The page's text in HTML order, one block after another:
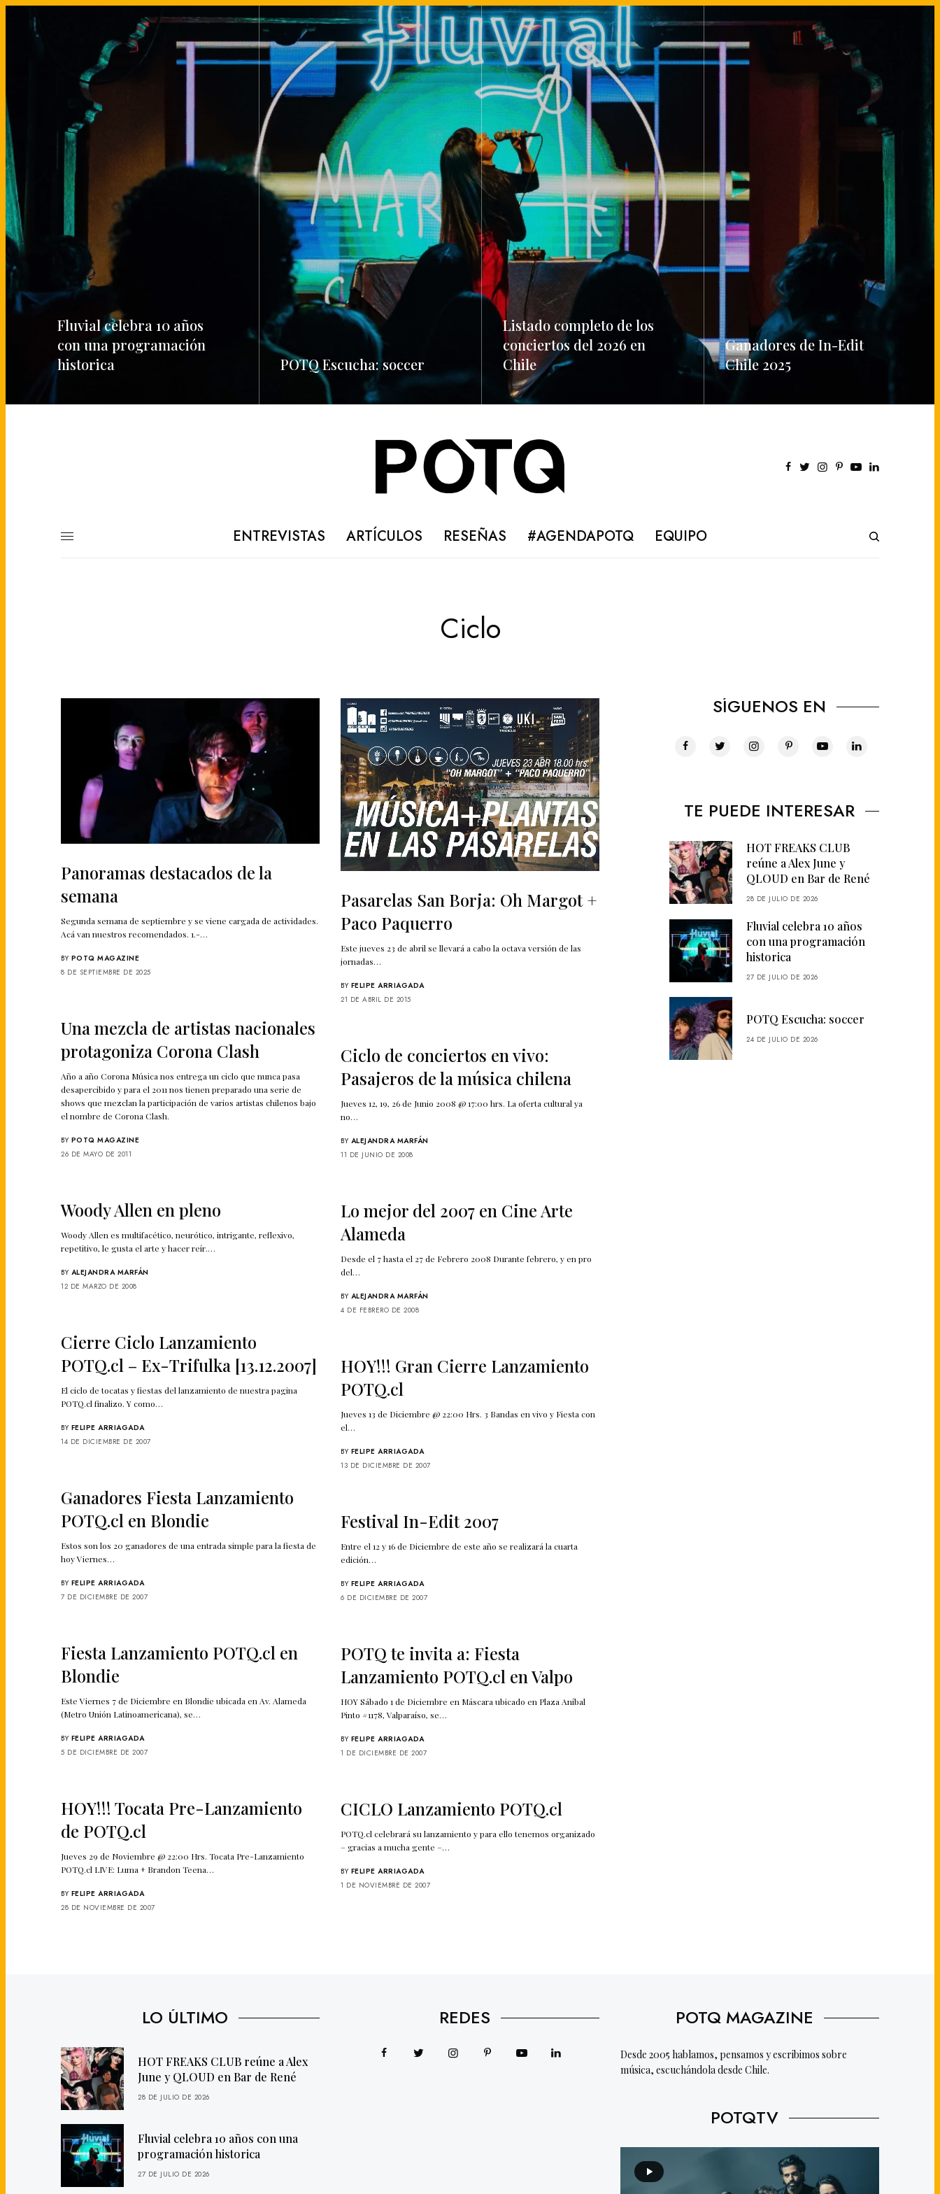
Fluvial celebra 10 años
con una programación
historica
POTQ Escucha: soccer
Listado completo de los
conciertos del 2026 en
Chile
READ MORE
Ganadores de In-Edit
Chile 2025
ENTREVISTAS ARTÍCULOS RESEÑAS #AGENDAPOTQ EQUIPO
Ciclo
Panoramas destacados de la
semana
Segunda semana de septiembre y se viene cargada de actividades.
Acá van nuestros recomendados. 1.-…
BY POTQ MAGAZINE
8 DE SEPTIEMBRE DE 2025
Pasarelas San Borja: Oh Margot +
Paco Paquerro
Este jueves 23 de abril se llevará a cabo la octava versión de las
jornadas…
BY FELIPE ARRIAGADA
21 DE ABRIL DE 2015
Una mezcla de artistas nacionales
protagoniza Corona Clash
Año a año Corona Música nos entrega un ciclo que nunca pasa
desapercibido y para el 2011 nos tienen preparado una serie de
shows que mezclan la participación de varios artistas chilenos bajo
el nombre de Corona Clash.
BY POTQ MAGAZINE
26 DE MAYO DE 2011
Ciclo de conciertos en vivo:
Pasajeros de la música chilena
Jueves 12, 19, 26 de Junio 2008 @ 17:00 hrs. La oferta cultural ya
no…
BY ALEJANDRA MARFÁN
11 DE JUNIO DE 2008
Woody Allen en pleno
Woody Allen es multifacético, neurótico, intrigante, reflexivo,
repetitivo, le gusta el arte y hacer reír.…
BY ALEJANDRA MARFÁN
12 DE MARZO DE 2008
Lo mejor del 2007 en Cine Arte
Alameda
Desde el 7 hasta el 27 de Febrero 2008 Durante febrero, y en pro
del…
BY ALEJANDRA MARFÁN
4 DE FEBRERO DE 2008
Cierre Ciclo Lanzamiento
POTQ.cl – Ex-Trifulka [13.12.2007]
El ciclo de tocatas y fiestas del lanzamiento de nuestra pagina
POTQ.cl finalizo. Y como…
BY FELIPE ARRIAGADA
14 DE DICIEMBRE DE 2007
HOY!!! Gran Cierre Lanzamiento
POTQ.cl
Jueves 13 de Diciembre @ 22:00 Hrs. 3 Bandas en vivo y Fiesta con
el…
BY FELIPE ARRIAGADA
13 DE DICIEMBRE DE 2007
Ganadores Fiesta Lanzamiento
POTQ.cl en Blondie
Estos son los 20 ganadores de una entrada simple para la fiesta de
hoy Viernes…
BY FELIPE ARRIAGADA
7 DE DICIEMBRE DE 2007
Festival In-Edit 2007
Entre el 12 y 16 de Diciembre de este año se realizará la cuarta
edición…
BY FELIPE ARRIAGADA
6 DE DICIEMBRE DE 2007
Fiesta Lanzamiento POTQ.cl en
Blondie
Este Viernes 7 de Diciembre en Blondie ubicada en Av. Alameda
(Metro Unión Latinoamericana), se…
BY FELIPE ARRIAGADA
5 DE DICIEMBRE DE 2007
POTQ te invita a: Fiesta
Lanzamiento POTQ.cl en Valpo
HOY Sábado 1 de Diciembre en Máscara ubicado en Plaza Aníbal
Pinto #1178, Valparaíso, se…
BY FELIPE ARRIAGADA
1 DE DICIEMBRE DE 2007
HOY!!! Tocata Pre-Lanzamiento
de POTQ.cl
Jueves 29 de Noviembre @ 22:00 Hrs. Tocata Pre-Lanzamiento
POTQ.cl LIVE: Luma + Brandon Teena…
BY FELIPE ARRIAGADA
28 DE NOVIEMBRE DE 2007
CICLO Lanzamiento POTQ.cl
POTQ.cl celebrará su lanzamiento y para ello tenemos organizado
– gracias a mucha gente –…
BY FELIPE ARRIAGADA
1 DE NOVIEMBRE DE 2007
SÍGUENOS EN
TE PUEDE INTERESAR
HOT FREAKS CLUB
reúne a Alex June y
QLOUD en Bar de René
28 DE JULIO DE 2026
Fluvial celebra 10 años
con una programación
historica
27 DE JULIO DE 2026
POTQ Escucha: soccer
24 DE JULIO DE 2026
LO ÚLTIMO
HOT FREAKS CLUB reúne a Alex
June y QLOUD en Bar de René
28 DE JULIO DE 2026
Fluvial celebra 10 años con una
programación historica
27 DE JULIO DE 2026
REDES POTQ MAGAZINE
Desde 2005 hablamos, pensamos y escribimos sobre
música, escuchándola desde Chile.
POTQTV